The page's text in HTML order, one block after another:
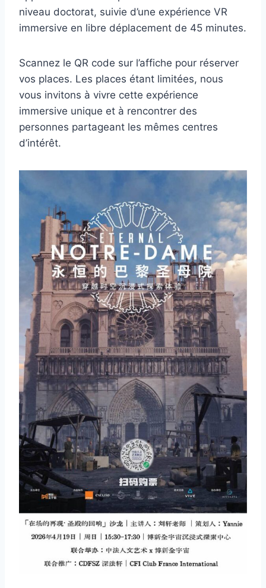
niveau doctorat, suivie d’une expérience VR
immersive en libre déplacement de 45 minutes.
Scannez le QR code sur l’affiche pour réserver
vos places. Les places étant limitées, nous
vous invitons à vivre cette expérience
immersive unique et à rencontrer des
personnes partageant les mêmes centres
d’intérêt.